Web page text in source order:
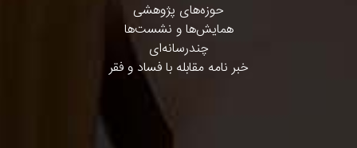
حوزه‌های پژوهشی
همایش‌ها و نشست‌ها
چندرسانه‌ای
خبر نامه مقابله با فساد و فقر